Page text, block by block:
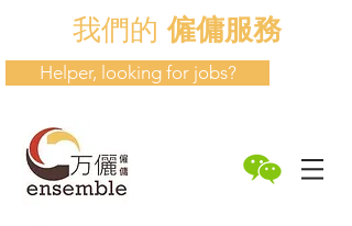
我們的僱傭服務
Helper, looking for jobs?